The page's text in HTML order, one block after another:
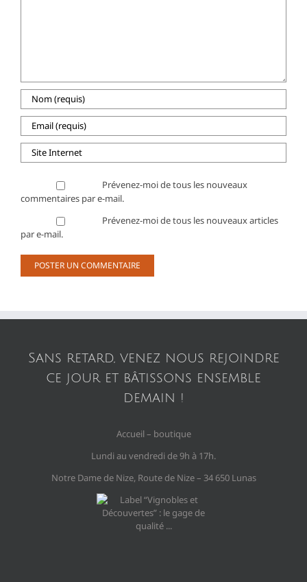
Prévenez-moi de tous les nouveaux
commentaires par e-mail.
Prévenez-moi de tous les nouveaux articles
par e-mail.
Sans retard, venez nous rejoindre
ce jour et bâtissons ensemble
demain !
Accueil – boutique
Lundi au vendredi de 9h à 17h.
Notre Dame de Nize, Route de Nize – 34 650 Lunas